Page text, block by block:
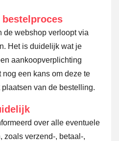
de webshop verloopt via
Het is duidelijk wat je
aankoopverplichting
een kans om deze te
van de bestelling.
over alle eventuele
zoals verzend-, betaal-,